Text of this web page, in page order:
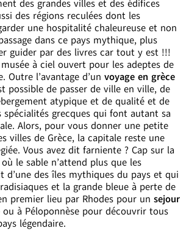
des grandes villes et des édifices
des régions reculées dont les
une hospitalité chaleureuse et non
dans ce pays mythique, plus
guider par des livres car tout y est !!!
à ciel ouvert pour les adeptes de
Outre l’avantage d’un voyage en grèce
possible de passer de ville en ville, de
atypique et de qualité et de
spécialités grecques qui font autant sa
Alors, pour vous donner une petite
villes de Grèce, la capitale reste une
Vous avez dit farniente ? Cap sur la
le sable n’attend plus que les
d’une des îles mythiques du pays et qui
et la grande bleue à perte de
premier lieu par Rhodes pour un sejour
ou à Péloponnèse pour découvrir tous
légendaire.